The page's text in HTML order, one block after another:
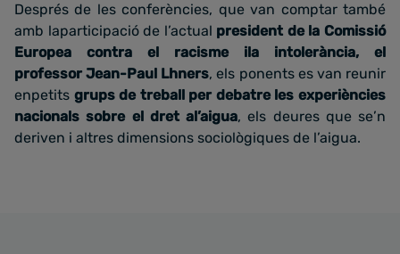
Després de les conferències, que van comptar també
amb laparticipació de l’actual president de la Comissió
Europea contra el racisme ila intolerància, el
professor Jean-Paul Lhners, els ponents es van reunir
enpetits grups de treball per debatre les experiències
nacionals sobre el dret al’aigua, els deures que se’n
deriven i altres dimensions sociològiques de l’aigua.